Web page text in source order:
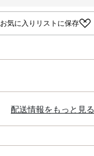
お気に入りリストに保存
配送情報をもっと見る